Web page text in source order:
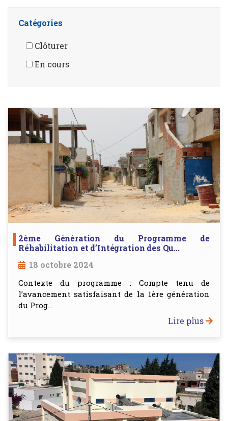
Catégories
Clôturer
En cours
2ème Génération du Programme de
Réhabilitation et d’Intégration des Qu...
18 octobre 2024
Contexte du programme : Compte tenu de
l’avancement satisfaisant de la 1ère génération
du Prog...
Lire plus